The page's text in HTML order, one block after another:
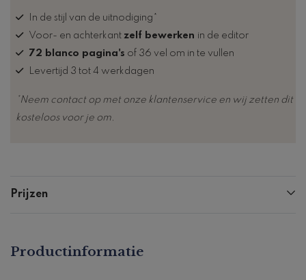
In de stijl van de uitnodiging*
Voor- en achterkant zelf bewerken in de editor
72 blanco pagina's of 36 vel om in te vullen
Levertijd 3 tot 4 werkdagen
*Neem contact op met onze klantenservice en wij zetten dit
kosteloos voor je om.
Prijzen
Productinformatie